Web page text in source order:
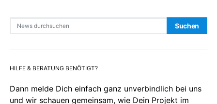
Suchen
HILFE & BERATUNG BENÖTIGT?
Dann melde Dich einfach ganz unverbindlich bei uns
und wir schauen gemeinsam, wie Dein Projekt im